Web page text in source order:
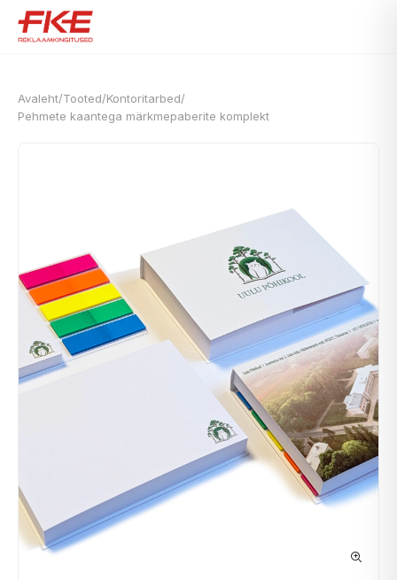
Avaleht/Tooted/Kontoritarbed/
Pehmete kaantega märkmepaberite komplekt